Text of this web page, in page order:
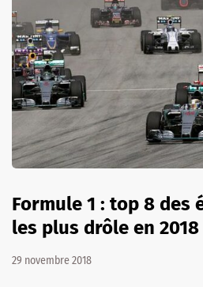
Formule 1 : top 8 des
les plus drôle en 2018
29 novembre 2018